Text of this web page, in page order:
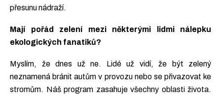
přesunu nádraží.
Mají pořád zelení mezi některými lidmi nálepku
ekologických fanatiků?
Myslím, že dnes už ne. Lidé už vidí, že být zelený
neznamená bránit autům v provozu nebo se přivazovat ke
stromům. Náš program zasahuje všechny oblasti života.